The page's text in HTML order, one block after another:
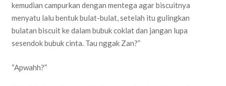
kemudian campurkan dengan mentega agar biscuitnya
menyatu lalu bentuk bulat-bulat, setelah itu gulingkan
bulatan biscuit ke dalam bubuk coklat dan jangan lupa
sesendok bubuk cinta. Tau nggak Zan?”
“Apwahh?”